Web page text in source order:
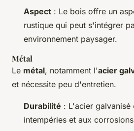
Aspect : Le bois offre un
rustique qui peut s'intégrer
environnement paysager.
Métal
Le métal, notamment l'acier
et nécessite peu d'entretien.
Durabilité : L'acier galvanisé
intempéries et aux